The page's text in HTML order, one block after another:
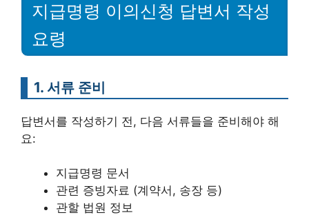
지급명령 이의신청 답변서 작성
요령
1. 서류 준비
답변서를 작성하기 전, 다음 서류들을 준비해야 해
요:
지급명령 문서
관련 증빙자료 (계약서, 송장 등)
관할 법원 정보